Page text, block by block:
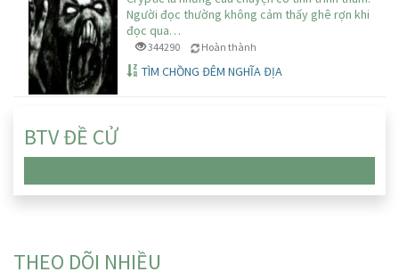
Người đọc thường không cảm thấy ghê rợn khi
đọc qua…
344290 Hoàn thành
TÌM CHỒNG ĐÊM NGHĨA ĐỊA
BTV ĐỀ CỬ
THEO DÕI NHIỀU